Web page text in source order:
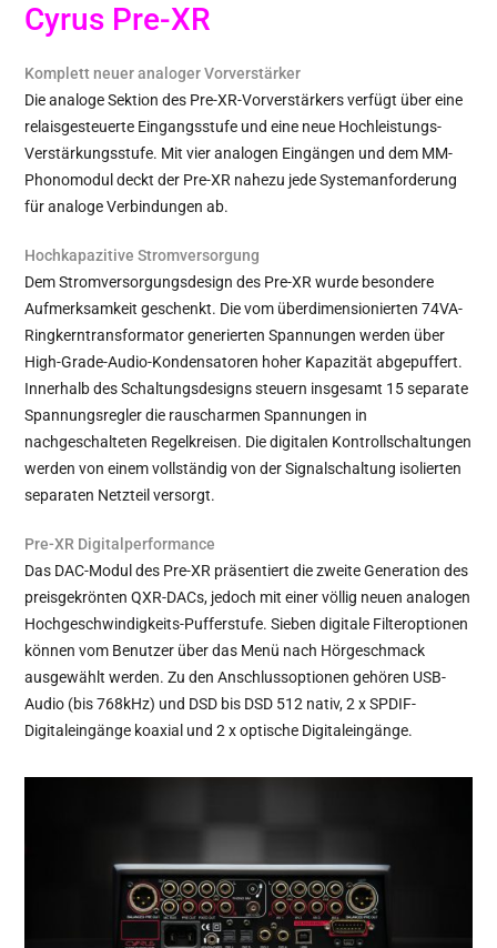
Cyrus Pre-XR
Komplett neuer analoger Vorverstärker
Die analoge Sektion des Pre-XR-Vorverstärkers verfügt über eine
relaisgesteuerte Eingangsstufe und eine neue Hochleistungs-
Verstärkungsstufe. Mit vier analogen Eingängen und dem MM-
Phonomodul deckt der Pre-XR nahezu jede Systemanforderung
für analoge Verbindungen ab.
Hochkapazitive Stromversorgung
Dem Stromversorgungsdesign des Pre-XR wurde besondere
Aufmerksamkeit geschenkt. Die vom überdimensionierten 74VA-
Ringkerntransformator generierten Spannungen werden über
High-Grade-Audio-Kondensatoren hoher Kapazität abgepuffert.
Innerhalb des Schaltungsdesigns steuern insgesamt 15 separate
Spannungsregler die rauscharmen Spannungen in
nachgeschalteten Regelkreisen. Die digitalen Kontrollschaltungen
werden von einem vollständig von der Signalschaltung isolierten
separaten Netzteil versorgt.
Pre-XR Digitalperformance
Das DAC-Modul des Pre-XR präsentiert die zweite Generation des
preisgekrönten QXR-DACs, jedoch mit einer völlig neuen analogen
Hochgeschwindigkeits-Pufferstufe. Sieben digitale Filteroptionen
können vom Benutzer über das Menü nach Hörgeschmack
ausgewählt werden. Zu den Anschlussoptionen gehören USB-
Audio (bis 768kHz) und DSD bis DSD 512 nativ, 2 x SPDIF-
Digitaleingänge koaxial und 2 x optische Digitaleingänge.